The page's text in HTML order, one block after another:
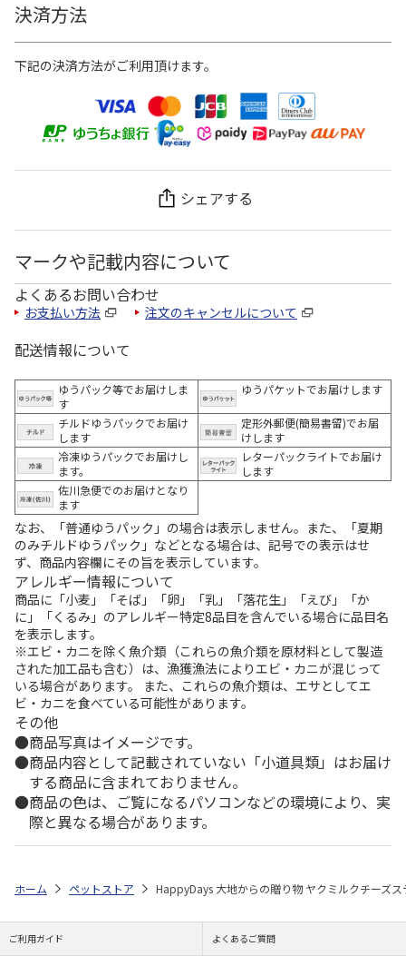
決済方法
下記の決済方法がご利用頂けます。
シェアする
マークや記載内容について
よくあるお問い合わせ
お支払い方法 注文のキャンセルについて
配送情報について
ゆうパック等でお届けしま
す
ゆうパケットでお届けします
チルドゆうパックでお届け
します
定形外郵便(簡易書留)でお届
けします
冷凍ゆうパックでお届けし
ます。
レターパックライトでお届け
します
佐川急便でのお届けとなり
ます
なお、「普通ゆうパック」の場合は表示しません。また、「夏期
のみチルドゆうパック」などとなる場合は、記号での表示はせ
ず、商品内容欄にその旨を表示しています。
アレルギー情報について
商品に「小麦」「そば」「卵」「乳」「落花生」「えび」「か
に」「くるみ」のアレルギー特定8品目を含んでいる場合に品目名
を表示します。
※エビ・カニを除く魚介類（これらの魚介類を原材料として製造
された加工品も含む）は、漁獲漁法によりエビ・カニが混じって
いる場合があります。 また、これらの魚介類は、エサとしてエ
ビ・カニを食べている可能性があります。
その他
商品写真はイメージです。
商品内容として記載されていない「小道具類」はお届け
する商品に含まれておりません。
商品の色は、ご覧になるパソコンなどの環境により、実
際と異なる場合があります。
ホーム ペットストア HappyDays 大地からの贈り物 ヤクミルクチーズス
ご利用ガイド よくあるご質問